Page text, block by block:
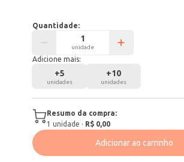
Quantidade:
unidade
Adicione mais:
+5
unidades
+10
unidades
Resumo da compra:
1 unidade · R$ 0,00
Adicionar ao carrinho